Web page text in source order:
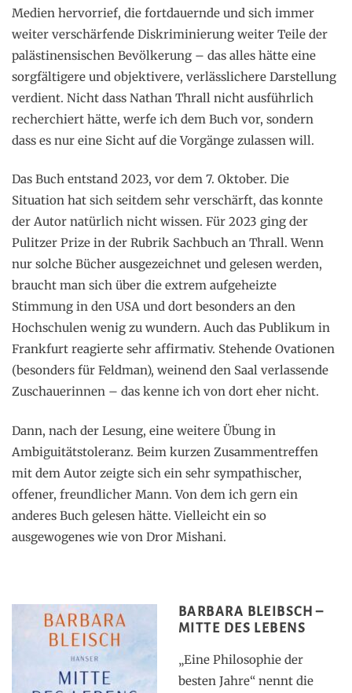
Medien hervorrief, die fortdauernde und sich immer
weiter verschärfende Diskriminierung weiter Teile der
palästinensischen Bevölkerung – das alles hätte eine
sorgfältigere und objektivere, verlässlichere Darstellung
verdient. Nicht dass Nathan Thrall nicht ausführlich
recherchiert hätte, werfe ich dem Buch vor, sondern
dass es nur eine Sicht auf die Vorgänge zulassen will.
Das Buch entstand 2023, vor dem 7. Oktober. Die
Situation hat sich seitdem sehr verschärft, das konnte
der Autor natürlich nicht wissen. Für 2023 ging der
Pulitzer Prize in der Rubrik Sachbuch an Thrall. Wenn
nur solche Bücher ausgezeichnet und gelesen werden,
braucht man sich über die extrem aufgeheizte
Stimmung in den USA und dort besonders an den
Hochschulen wenig zu wundern. Auch das Publikum in
Frankfurt reagierte sehr affirmativ. Stehende Ovationen
(besonders für Feldman), weinend den Saal verlassende
Zuschauerinnen – das kenne ich von dort eher nicht.
Dann, nach der Lesung, eine weitere Übung in
Ambiguitätstoleranz. Beim kurzen Zusammentreffen
mit dem Autor zeigte sich ein sehr sympathischer,
offener, freundlicher Mann. Von dem ich gern ein
anderes Buch gelesen hätte. Vielleicht ein so
ausgewogenes wie von Dror Mishani.
BARBARA BLEIBSCH –
MITTE DES LEBENS
„Eine Philosophie der
besten Jahre“ nennt die